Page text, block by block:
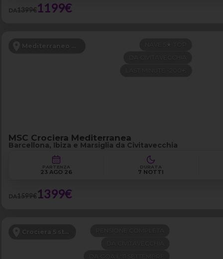
DA1399€1199€
Mediterraneo Occidentale
NAVE 5★ TOP
MSC Crociera Mediterranea
Barcellona, Ibiza e Marsiglia da Civitavecchia
PARTENZA
23 AGO 26
DURATA
7 NOTTI
DA1599€1399€
Crociera 5 stelle